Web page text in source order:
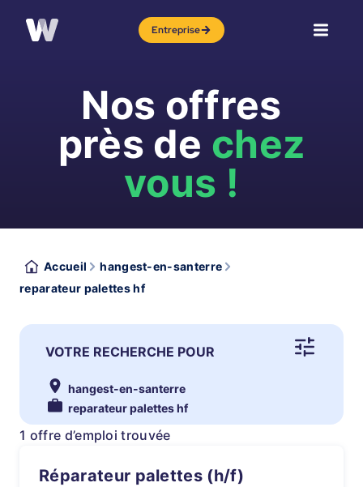
Entreprise
Nos offres
près de chez
vous !
Accueil
hangest-en-santerre
reparateur palettes hf
VOTRE RECHERCHE POUR
hangest-en-santerre
reparateur palettes hf
1 offre d’emploi trouvée
Réparateur palettes (h/f)